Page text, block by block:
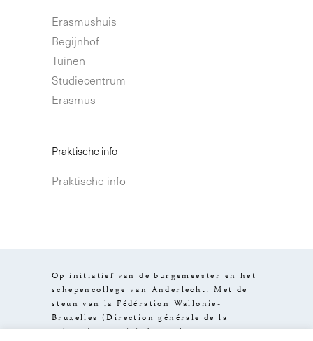
Erasmushuis
Begijnhof
Tuinen
Studiecentrum
Erasmus
Praktische info
Praktische info
Op initiatief van de burgemeester en het
schepencollege van Anderlecht. Met de
steun van la Fédération Wallonie-
Bruxelles (Direction générale de la
culture), van visit.brussels en van